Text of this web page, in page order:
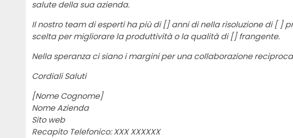
salute della sua azienda.
Il nostro team di esperti ha più di [] anni di nella risoluzione di [ ]
scelta per migliorare la produttività o la qualità di [] frangente.
Nella speranza ci siano i margini per una collaborazione
Cordiali Saluti
[Nome Cognome]
Nome Azienda
Sito web
Recapito Telefonico: XXX XXXXXX